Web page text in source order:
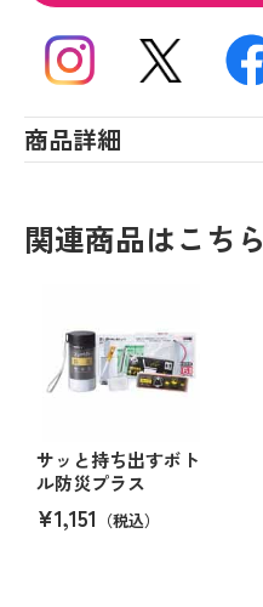
商品詳細
関連商品はこちら
サッと持ち出すボト
ル防災プラス
¥1,151 （税込）